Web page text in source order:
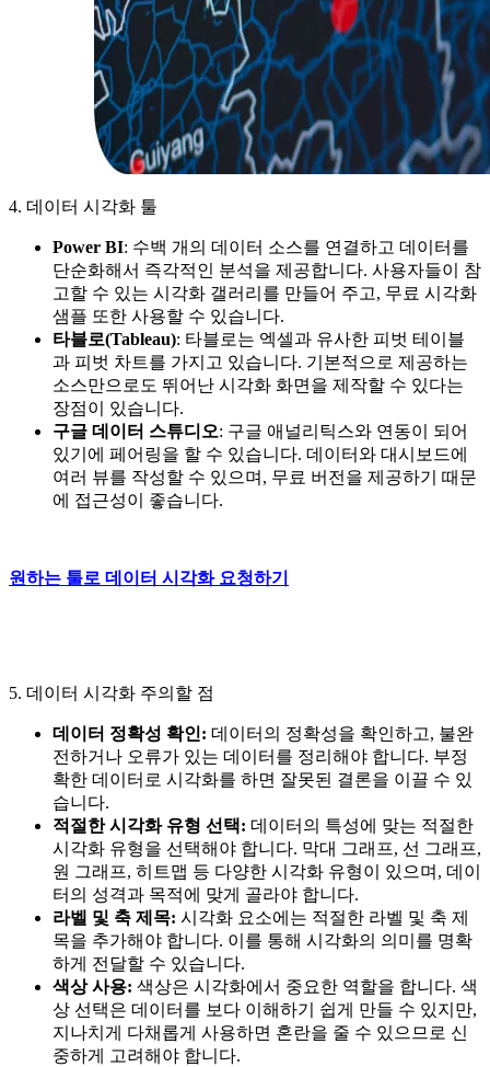
4. 데이터 시각화 툴
Power BI: 수백 개의 데이터 소스를 연결하고 데이터를
단순화해서 즉각적인 분석을 제공합니다. 사용자들이 참
고할 수 있는 시각화 갤러리를 만들어 주고, 무료 시각화
샘플 또한 사용할 수 있습니다.
타블로(Tableau): 타블로는 엑셀과 유사한 피벗 테이블
과 피벗 차트를 가지고 있습니다. 기본적으로 제공하는
소스만으로도 뛰어난 시각화 화면을 제작할 수 있다는
장점이 있습니다.
구글 데이터 스튜디오: 구글 애널리틱스와 연동이 되어
있기에 페어링을 할 수 있습니다. 데이터와 대시보드에
여러 뷰를 작성할 수 있으며, 무료 버전을 제공하기 때문
에 접근성이 좋습니다.
원하는 툴로 데이터 시각화 요청하기
5. 데이터 시각화 주의할 점
데이터 정확성 확인: 데이터의 정확성을 확인하고, 불완
전하거나 오류가 있는 데이터를 정리해야 합니다. 부정
확한 데이터로 시각화를 하면 잘못된 결론을 이끌 수 있
습니다.
적절한 시각화 유형 선택: 데이터의 특성에 맞는 적절한
시각화 유형을 선택해야 합니다. 막대 그래프, 선 그래프,
원 그래프, 히트맵 등 다양한 시각화 유형이 있으며, 데이
터의 성격과 목적에 맞게 골라야 합니다.
라벨 및 축 제목: 시각화 요소에는 적절한 라벨 및 축 제
목을 추가해야 합니다. 이를 통해 시각화의 의미를 명확
하게 전달할 수 있습니다.
색상 사용: 색상은 시각화에서 중요한 역할을 합니다. 색
상 선택은 데이터를 보다 이해하기 쉽게 만들 수 있지만,
지나치게 다채롭게 사용하면 혼란을 줄 수 있으므로 신
중하게 고려해야 합니다.